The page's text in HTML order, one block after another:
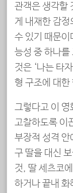
관객은 생각할
게 내재한 감
수 있기 때문
능성 중 하나를
것은 ‘나는 타
형 구조에 대한
그렇다고 이 영
고찰하도록 이
부장적 성격 안
구 딸을 대신
것, 딸 세츠코
하거나 끝내